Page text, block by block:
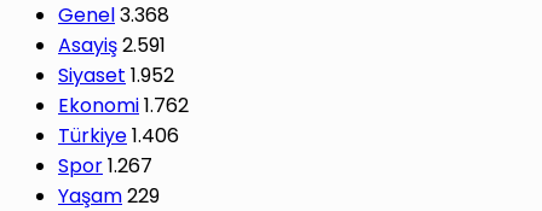
Genel3.368
Asayiş2.591
Siyaset 1.952
Ekonomi1.762
Türkiye1.406
Spor1.267
Yaşam229